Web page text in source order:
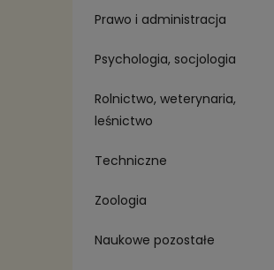
Prawo i administracja
Psychologia, socjologia
Rolnictwo, weterynaria,
leśnictwo
Techniczne
Zoologia
Naukowe pozostałe